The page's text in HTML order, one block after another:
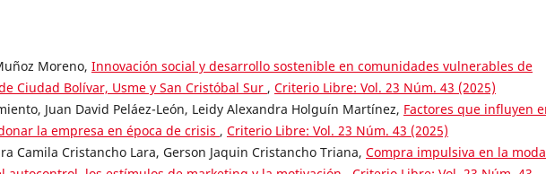
Moreno, Innovación social y desarrollo sostenible en comunidades vulnerables de
Ciudad Bolívar, Usme y San Cristóbal Sur , Criterio Libre: Vol. 23 Núm. 43 (2025)
Juan David Peláez-León, Leidy Alexandra Holguín Martínez, Factores que influyen
la empresa en época de crisis , Criterio Libre: Vol. 23 Núm. 43 (2025)
Camila Cristancho Lara, Gerson Jaquin Cristancho Triana, Compra impulsiva en la moda